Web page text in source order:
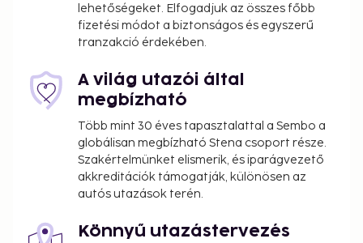
lehetőségeket. Elfogadjuk az összes főbb
fizetési módot a biztonságos és egyszerű
tranzakció érdekében.
A világ utazói által
megbízható
Több mint 30 éves tapasztalattal a Sembo a
globálisan megbízható Stena csoport része.
Szakértelmünket elismerik, és iparágvezető
akkreditációk támogatják, különösen az
autós utazások terén.
Könnyű utazástervezés